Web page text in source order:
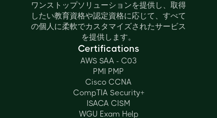
ワンストップソリューションを提供し、取得
したい教育資格や認定資格に応じて、すべて
の個人に柔軟でカスタマイズされたサービス
を提供します。
Certifications
AWS SAA - C03
PMI PMP
Cisco CCNA
CompTIA Security+
ISACA CISM
WGU Exam Help